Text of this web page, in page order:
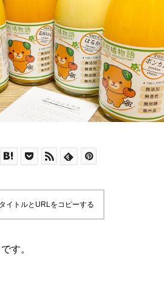
イトルとURLをコピーする
す。